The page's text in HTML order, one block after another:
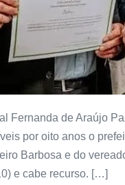
Fernanda de Araújo
por oito anos o
Barbosa e do
e cabe recurso. […]